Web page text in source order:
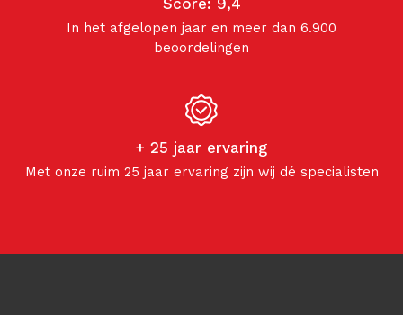
In het afgelopen jaar en meer dan 6.900
beoordelingen
+ 25 jaar ervaring
Met onze ruim 25 jaar ervaring zijn wij dé specialisten